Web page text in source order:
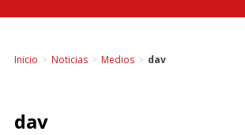
Inicio > Noticias > Medios > dav
dav